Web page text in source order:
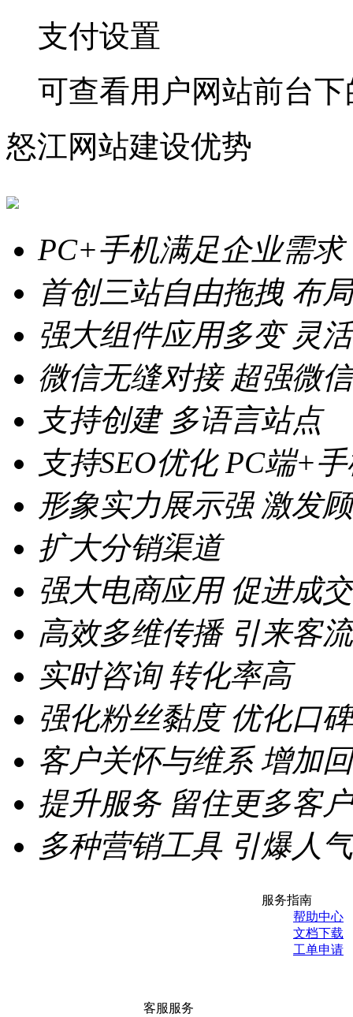
支付设置
可查看用户网站前台
怒江网站建设优势
PC+手机满足企业需求
首创三站自由拖拽 布
强大组件应用多变 灵
微信无缝对接 超强微
支持创建 多语言站点
支持SEO优化 PC端+
形象实力展示强 激发
扩大分销渠道
强大电商应用 促进成交
高效多维传播 引来客
实时咨询 转化率高
强化粉丝黏度 优化口
客户关怀与维系 增加
提升服务 留住更多客户
多种营销工具 引爆人气
服务指南
帮助中心
文档下载
工单申请
客服服务